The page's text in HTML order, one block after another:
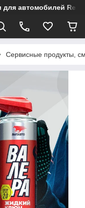
для автомобилей
Сервисные продукты,